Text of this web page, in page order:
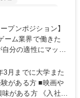
第二新卒歓迎
分の適性にマッチ
エンジニアな
）等から、面接で
す。ゲームやエン
3月までに大学また
がある方 ■映画や
方 《入社実